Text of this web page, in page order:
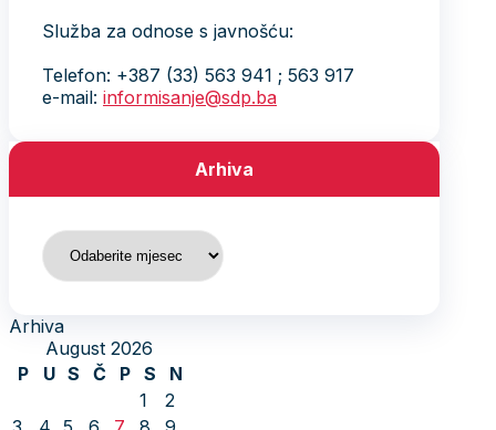
Služba za odnose s javnošću:
Telefon: +387 (33) 563 941 ; 563 917
e-mail: informisanje@sdp.ba
Arhiva
Arhiva
Arhiva
August 2026
P
U S Č P S
N
1
2